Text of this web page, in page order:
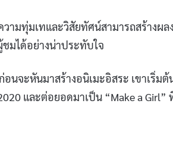
ามทุ่มเทและวิสัยทัศน์สามารถสร้างผล
มได้อย่างน่าประทับใจ
นจะหันมาสร้างอนิเมะอิสระ เขาเริ่มต้
และต่อยอดมาเป็น “Make a Girl”